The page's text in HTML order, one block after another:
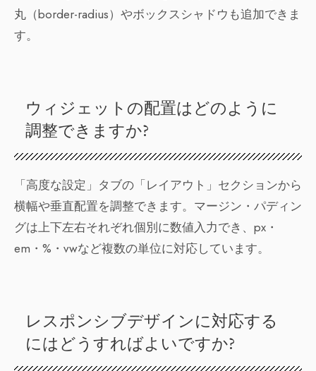
丸（border-radius）やボックスシャドウも追加できま
す。
ウィジェットの配置はどのように
調整できますか?
「高度な設定」タブの「レイアウト」セクションから
横幅や垂直配置を調整できます。マージン・パディン
グは上下左右それぞれ個別に数値入力でき、px・
em・%・vwなど複数の単位に対応しています。
レスポンシブデザインに対応する
にはどうすればよいですか?